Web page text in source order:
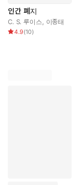
인간 폐지
C. S. 루이스, 이종태
4.9(10)